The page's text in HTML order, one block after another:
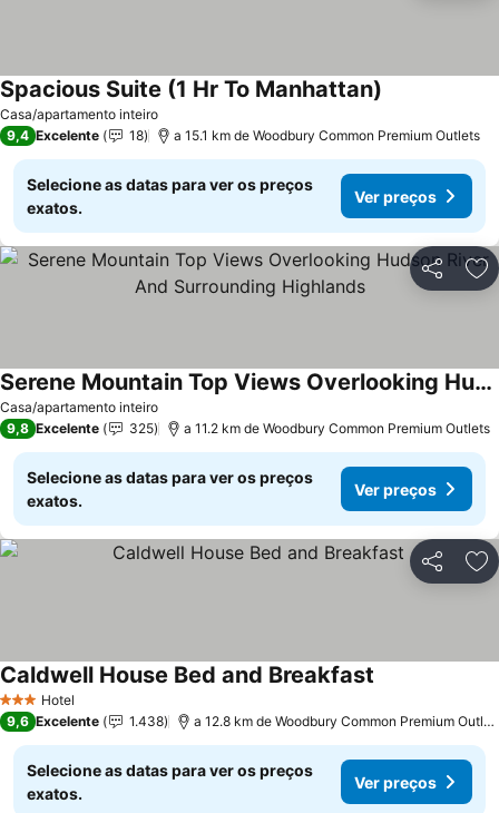
Casa/apartamento inteiro
Spacious Suite (1 Hr To Manhattan)
9,4 Excelente 18 a 15.1 km de Woodbury Common Premium Outlets
Selecione as datas para ver os preços
exatos.
Ver preços
Partilhar
Casa/apartamento inteiro
Serene Mountain Top Views Overlooking Hudson River And Surrounding Highlands
9,8 Excelente 325 a 11.2 km de Woodbury Common Premium Outlets
Selecione as datas para ver os preços
exatos.
Ver preços
Partilhar
3 EstrelasHotel
Caldwell House Bed and Breakfast
9,6 Excelente 1.438 a 12.8 km de Woodbury Common Premium Outlets
Selecione as datas para ver os preços
exatos.
Ver preços